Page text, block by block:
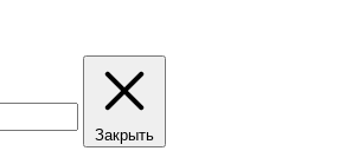
Закрыть